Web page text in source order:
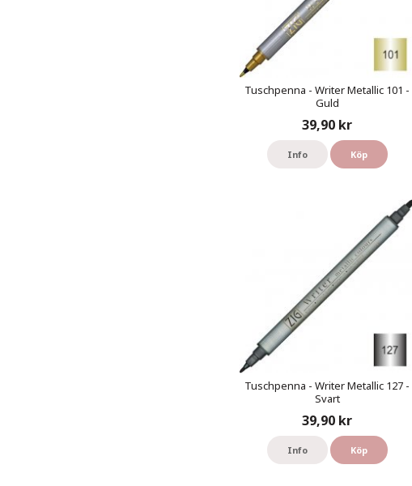
Tuschpenna - Writer Metallic 101 -
Guld
39,90 kr
Info Köp
Tuschpenna - Writer Metallic 127 -
Svart
39,90 kr
Info Köp